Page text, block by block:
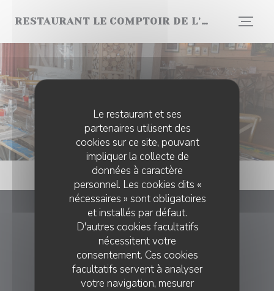
Le restaurant et ses
partenaires utilisent des
cookies sur ce site, pouvant
impliquer la collecte de
données à caractère
personnel. Les cookies dits «
nécessaires » sont obligatoires
et installés par défaut.
D'autres cookies facultatifs
nécessitent votre
consentement. Ces cookies
facultatifs servent à analyser
votre navigation, mesurer
RESTAURANT LE COMPTOIR DE L'ARBORETUM
Restaurant Le Comptoir De
L'arboretum
1 Place du Général Chrétien 27800 Harcourt
02 27 19 12 79